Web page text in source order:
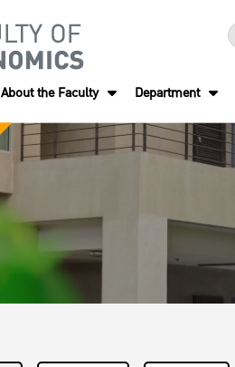
About the Faculty Department